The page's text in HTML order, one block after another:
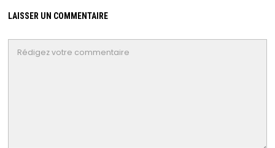
LAISSER UN COMMENTAIRE